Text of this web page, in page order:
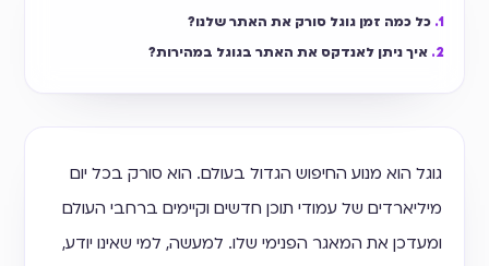
גוגל הוא מנוע החיפוש הגדול בעולם. הוא סורק בכל יום
מיליארדים של עמודי תוכן חדשים וקיימים ברחבי העולם
ומעדכן את המאגר הפנימי שלו. למעשה, למי שאינו יודע,
כל כמה זמן גוגל סורק את האתר שלנו?
איך ניתן לאנדקס את האתר בגוגל במהירות?